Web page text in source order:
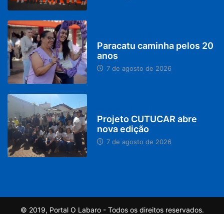
Paracatu caminha pelos 20
anos
7 de agosto de 2026
Projeto CUTUCAR abre
nova edição
7 de agosto de 2026
© 2019, Portal O Labaro - Todos os direitos reservados.